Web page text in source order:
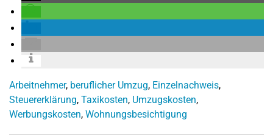
Arbeitnehmer, beruflicher Umzug, Einzelnachweis,
Steuererklärung, Taxikosten, Umzugskosten,
Werbungskosten, Wohnungsbesichtigung